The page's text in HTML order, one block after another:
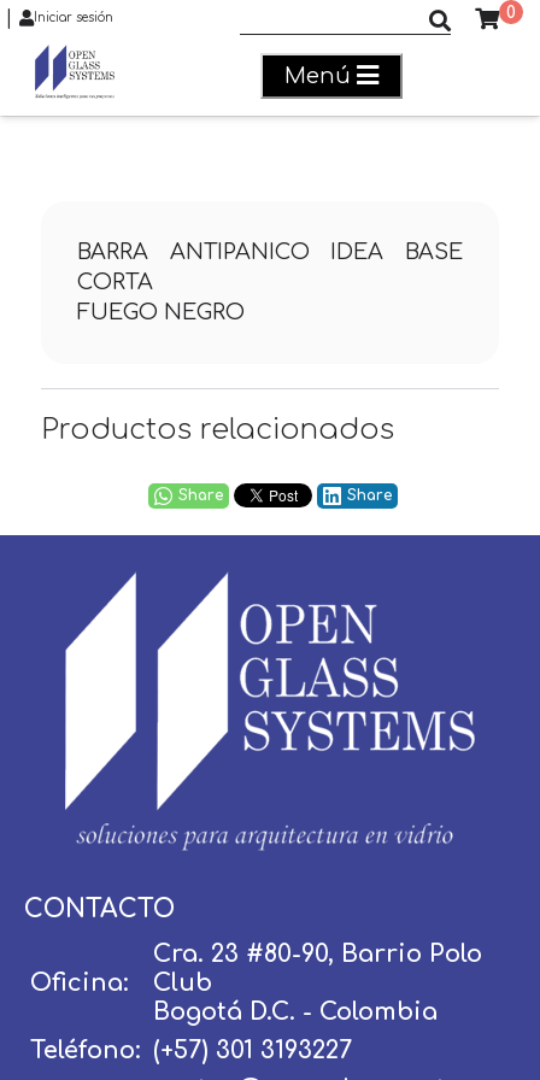
Iniciar sesión 0
Menú
BARRA ANTIPANICO IDEA BASE
CORTA
FUEGO NEGRO
Productos relacionados
Share Share
CONTACTO
Oficina:
Cra. 23 #80-90, Barrio Polo
Club
Bogotá D.C. - Colombia
Teléfono: (+57) 301 3193227
Contraseña: